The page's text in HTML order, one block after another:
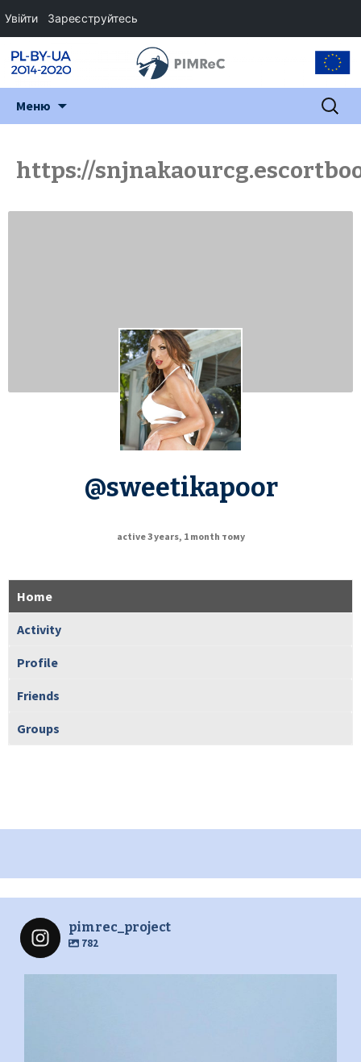
Меню Пошук:
https://
@sweetikapoor
active 3 years, 1 month тому
Home
Activity
Profile
Friends
Groups
pimrec_project
782
Увійти Зареєструйтесь